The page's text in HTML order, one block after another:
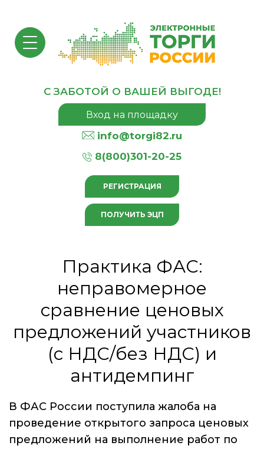
С ЗАБОТОЙ О ВАШЕЙ ВЫГОДЕ!
Вход на площадку
info@torgi82.ru
8(800)301-20-25
РЕГИСТРАЦИЯ
ПОЛУЧИТЬ ЭЦП
Практика ФАС:
неправомерное
сравнение ценовых
предложений участников
(с НДС/без НДС) и
антидемпинг
В ФАС России поступила жалоба на
проведение открытого запроса ценовых
предложений на выполнение работ по